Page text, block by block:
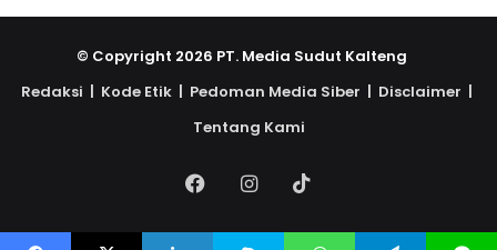
© Copyright 2026 PT. Media Sudut Kalteng
Redaksi | Kode Etik | Pedoman Media Siber | Disclaimer |
Tentang Kami
FacebookInstagram